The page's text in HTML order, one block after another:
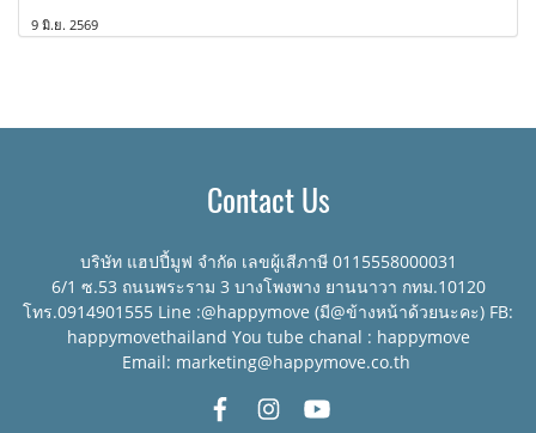
9 มิ.ย. 2569
Contact Us
บริษัท แฮปปี้มูฟ จำกัด เลขผู้เสีภาษี 0115558000031
6/1 ซ.53 ถนนพระราม 3 บางโพงพาง ยานนาวา กทม.10120
โทร.0914901555 Line :@happymove (มี@ข้างหน้าด้วยนะคะ) FB:
happymovethailand You tube chanal : happymove
Email: marketing@happymove.co.th